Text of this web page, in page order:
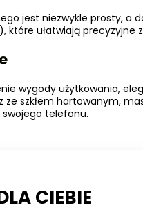
jest niezwykle prosty, a
ułatwiają precyzyjne
wygody użytkowania,
ze szkłem hartowanym,
telefonu.
CIEBIE